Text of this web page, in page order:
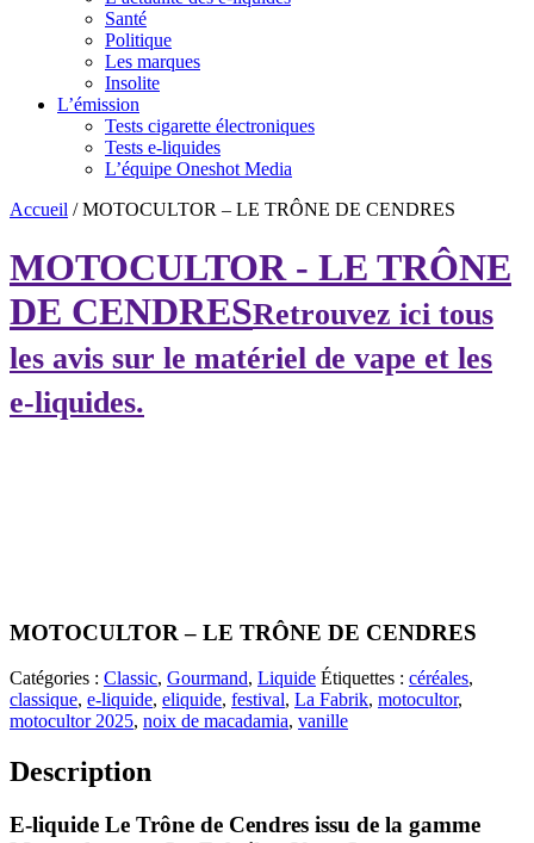
Santé
Politique
Les marques
Insolite
L’émission
Tests cigarette électroniques
Tests e-liquides
L’équipe Oneshot Media
Accueil /MOTOCULTOR – LE TRÔNE DE CENDRES
MOTOCULTOR - LE TRÔNE
DE CENDRESRetrouvez ici tous
les avis sur le matériel de vape et les
e-liquides.
MOTOCULTOR – LE TRÔNE DE CENDRES
Catégories : Classic, Gourmand, Liquide Étiquettes : céréales,
classique, e-liquide, eliquide, festival, La Fabrik, motocultor,
motocultor 2025, noix de macadamia, vanille
Description
E-liquide Le Trône de Cendres issu de la gamme